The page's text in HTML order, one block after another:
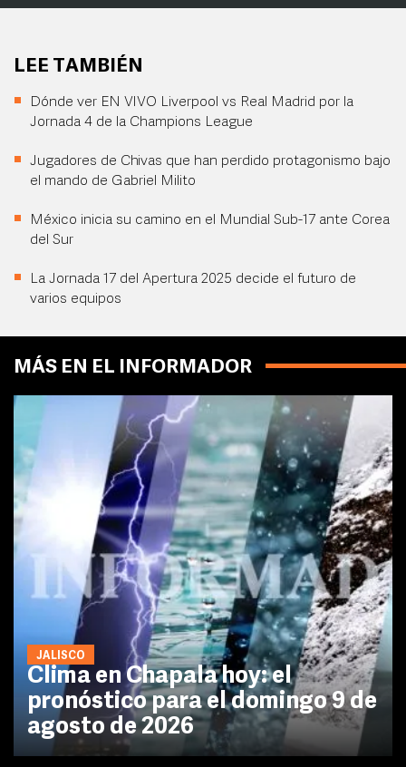
LEE TAMBIÉN
Dónde ver EN VIVO Liverpool vs Real Madrid por la
Jornada 4 de la Champions League
Jugadores de Chivas que han perdido protagonismo bajo
el mando de Gabriel Milito
México inicia su camino en el Mundial Sub-17 ante Corea
del Sur
La Jornada 17 del Apertura 2025 decide el futuro de
varios equipos
MÁS EN EL INFORMADOR
JALISCO
Clima en Chapala hoy: el
pronóstico para el domingo 9 de
agosto de 2026